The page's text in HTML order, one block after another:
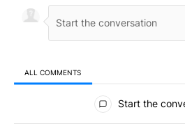
ALL COMMENTS
All Comments
Start the